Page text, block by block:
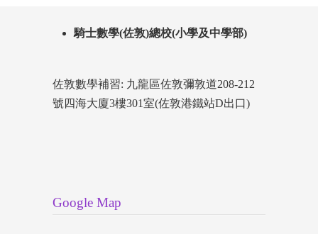
騎士數學(佐敦)總校(小學及中學部)
佐敦數學補習: 九龍區佐敦彌敦道208-212
號四海大廈3樓301室(佐敦港鐵站D出口)
Google Map